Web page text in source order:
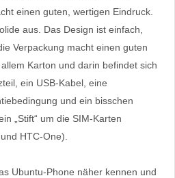
einen guten, wertigen Eindruck.
aus. Das Design ist einfach,
Verpackung macht einen guten
Karton und darin befindet sich
ein USB-Kabel, eine
und ein bisschen
„Stift“ um die SIM-Karten
HTC-One).
Ubuntu-Phone näher kennen und